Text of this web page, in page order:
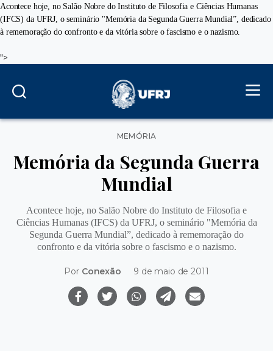
Acontece hoje, no Salão Nobre do Instituto de Filosofia e Ciências Humanas
(IFCS) da UFRJ, o seminário "Memória da Segunda Guerra Mundial”, dedicado
à rememoração do confronto e da vitória sobre o fascismo e o nazismo.
">
Categorias
MEMÓRIA
Memória da Segunda Guerra
Mundial
Acontece hoje, no Salão Nobre do Instituto de Filosofia e
Ciências Humanas (IFCS) da UFRJ, o seminário "Memória da
Segunda Guerra Mundial”, dedicado à rememoração do
confronto e da vitória sobre o fascismo e o nazismo.
Por Conexão 9 de maio de 2011